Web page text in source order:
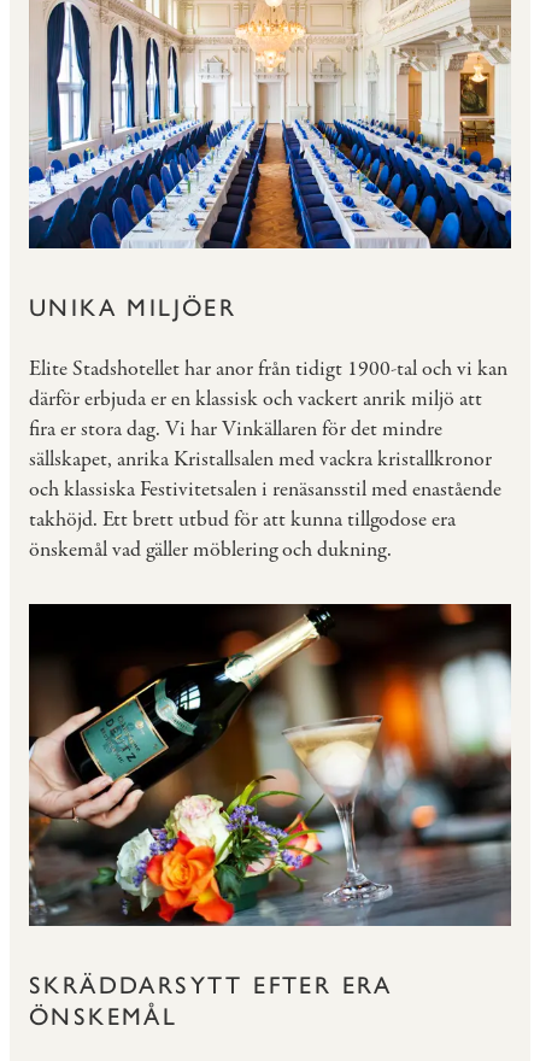
UNIKA MILJÖER
Elite Stadshotellet har anor från tidigt 1900-tal och vi kan
därför erbjuda er en klassisk och vackert anrik miljö att
fira er stora dag. Vi har Vinkällaren för det mindre
sällskapet, anrika Kristallsalen med vackra kristallkronor
och klassiska Festivitetsalen i renäsansstil med enastående
takhöjd. Ett brett utbud för att kunna tillgodose era
önskemål vad gäller möblering och dukning.
SKRÄDDARSYTT EFTER ERA
ÖNSKEMÅL